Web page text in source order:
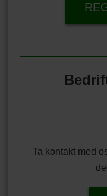
Ta kontakt med